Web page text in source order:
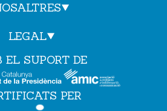
LEGAL
EL SUPORT DE
PER